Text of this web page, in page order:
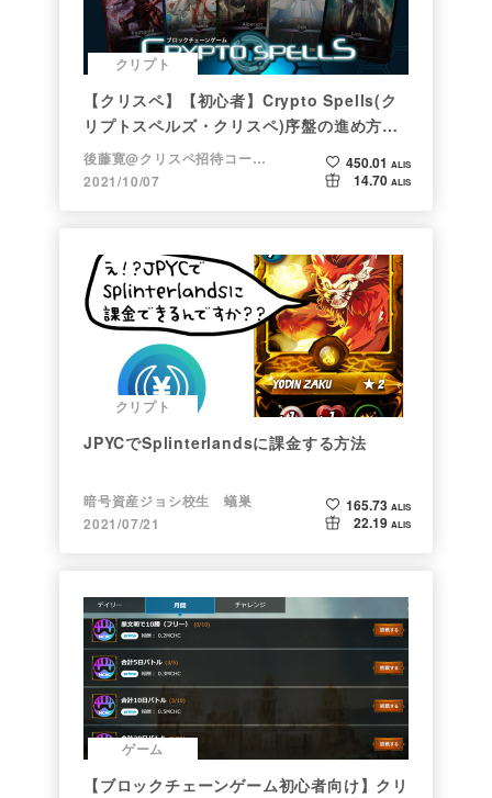
クリプト
【クリスペ】【初心者】Crypto Spells(ク
リプトスペルズ・クリスペ)序盤の進め方
【NFTゲーム】
後藤寛@クリスペ招待コード→LHiH
2021/10/07
450.01 ALIS
14.70 ALIS
クリプト
JPYCでSplinterlandsに課金する方法
暗号資産ジョシ校生 蟻巣
2021/07/21
165.73 ALIS
22.19 ALIS
ゲーム
【ブロックチェーンゲーム初心者向け】クリ